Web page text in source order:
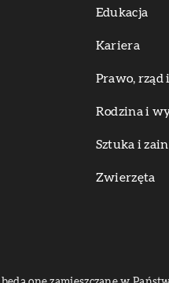
Edukacja
Kariera
Prawo,
Rodzina i
Sztuka i
Zwierzęta